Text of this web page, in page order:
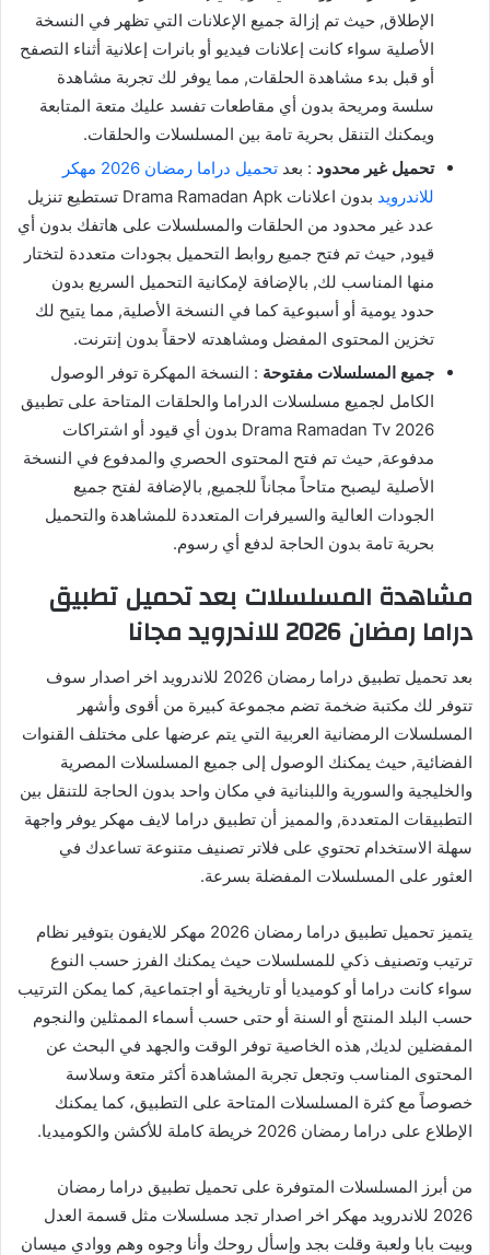
الإطلاق, حيث تم إزالة جميع الإعلانات التي تظهر في النسخة
الأصلية سواء كانت إعلانات فيديو أو بانرات إعلانية أثناء التصفح
أو قبل بدء مشاهدة الحلقات, مما يوفر لك تجربة مشاهدة
سلسة ومريحة بدون أي مقاطعات تفسد عليك متعة المتابعة
ويمكنك التنقل بحرية تامة بين المسلسلات والحلقات.
تحميل غير محدود : بعد
تحميل دراما رمضان 2026 مهكر
للاندرويد
بدون اعلانات Drama Ramadan Apk تستطيع تنزيل
عدد غير محدود من الحلقات والمسلسلات على هاتفك بدون أي
قيود, حيث تم فتح جميع روابط التحميل بجودات متعددة لتختار
منها المناسب لك, بالإضافة لإمكانية التحميل السريع بدون
حدود يومية أو أسبوعية كما في النسخة الأصلية, مما يتيح لك
تخزين المحتوى المفضل ومشاهدته لاحقاً بدون إنترنت.
جميع المسلسلات مفتوحة : النسخة المهكرة توفر الوصول
الكامل لجميع مسلسلات الدراما والحلقات المتاحة على تطبيق
Drama Ramadan Tv 2026 بدون أي قيود أو اشتراكات
مدفوعة, حيث تم فتح المحتوى الحصري والمدفوع في النسخة
الأصلية ليصبح متاحاً مجاناً للجميع, بالإضافة لفتح جميع
الجودات العالية والسيرفرات المتعددة للمشاهدة والتحميل
بحرية تامة بدون الحاجة لدفع أي رسوم.
مشاهدة المسلسلات بعد تحميل تطبيق
دراما رمضان 2026 للاندرويد مجانا
بعد تحميل تطبيق دراما رمضان 2026 للاندرويد اخر اصدار سوف
تتوفر لك مكتبة ضخمة تضم مجموعة كبيرة من أقوى وأشهر
المسلسلات الرمضانية العربية التي يتم عرضها على مختلف القنوات
الفضائية, حيث يمكنك الوصول إلى جميع المسلسلات المصرية
والخليجية والسورية واللبنانية في مكان واحد بدون الحاجة للتنقل بين
التطبيقات المتعددة, والمميز أن تطبيق دراما لايف مهكر يوفر واجهة
سهلة الاستخدام تحتوي على فلاتر تصنيف متنوعة تساعدك في
العثور على المسلسلات المفضلة بسرعة.
يتميز تحميل تطبيق دراما رمضان 2026 مهكر للايفون بتوفير نظام
ترتيب وتصنيف ذكي للمسلسلات حيث يمكنك الفرز حسب النوع
سواء كانت دراما أو كوميديا أو تاريخية أو اجتماعية, كما يمكن الترتيب
حسب البلد المنتج أو السنة أو حتى حسب أسماء الممثلين والنجوم
المفضلين لديك, هذه الخاصية توفر الوقت والجهد في البحث عن
المحتوى المناسب وتجعل تجربة المشاهدة أكثر متعة وسلاسة
خصوصاً مع كثرة المسلسلات المتاحة على التطبيق، كما يمكنك
الإطلاع على دراما رمضان 2026 خريطة كاملة للأكشن والكوميديا.
من أبرز المسلسلات المتوفرة على تحميل تطبيق دراما رمضان
2026 للاندرويد مهكر اخر اصدار تجد مسلسلات مثل قسمة العدل
وبيت بابا ولعبة وقلت بجد وإسأل روحك وأنا وجوه وهم ووادي ميسان